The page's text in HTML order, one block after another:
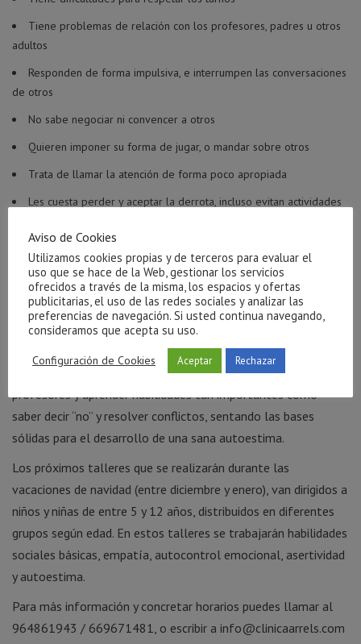
Tiene problemas de relación con los profesores, padres u otros
adultos
Responden de forma impulsiva, e interrumpen las conversaciones
de otros
No sabe negociar ni convencer a otros
Quieren imponer su forma de jugar, o mandar sobre otros
Trata de llamar la atención de forma poco apropiada
Les cuesta perder y aceptar la derrota, incluso evitan actividades
Dentro de un grupo, es rechazado o ignorado
No muestra interés por otro, ni intercambia información
apropiadamente
En los talleres de habilidades sociales los niños pueden
aprender cómo relacionarse con los padres, amigos y
profesores y aprender habilidades tan importantes como
saber decir “no” y resolver conflictos, sentando las bases
sólidas para el desarrollo de una sana autoestima.
Los próximos talleres que se realizarán durante las
vacaciones de navidad (entre diciembre y enero), van dirigidos a
niños y niñas de entre 5 y 12 años, distribuidos en diferentes
grupos según edad. En estos talleres se trabajarán habilidades
sociales básicas, empatía, autocontrol emocional, asertividad
y autoestima.
Para más información y concretar horarios puedes llamar al
964861943 / 669671481, o escribir a info@clinicaarrels.com
Aviso de Cookies
Utilizamos cookies propias y de terceros para evaluar el
uso que se hace de la Web, gestionar los servicios
ofrecidos a través de la misma, los espacios y ofertas
publicitarias, el uso de las redes sociales y analizar las
preferencias de navegación. Si usted continua navegando,
consideramos que acepta su uso.
Configuración de Cookies Aceptar Rechazar